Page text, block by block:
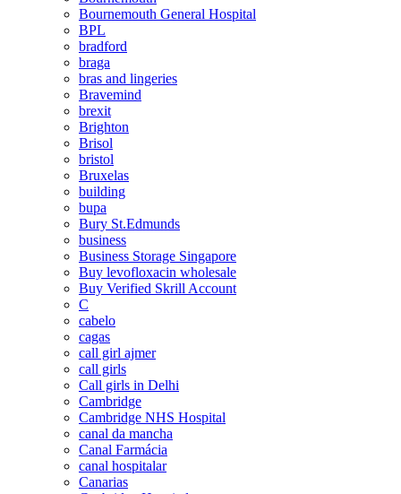
Bournemouth General Hospital
BPL
bradford
braga
bras and lingeries
Bravemind
brexit
Brighton
Brisol
bristol
Bruxelas
building
bupa
Bury St.Edmunds
business
Business Storage Singapore
Buy levofloxacin wholesale
Buy Verified Skrill Account
C
cabelo
cagas
call girl ajmer
call girls
Call girls in Delhi
Cambridge
Cambridge NHS Hospital
canal da mancha
Canal Farmácia
canal hospitalar
Canarias